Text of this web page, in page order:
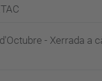
- Xerrada a